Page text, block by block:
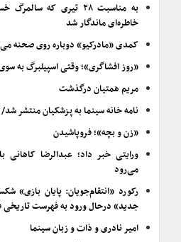
به مناسبت ۲۸ تیری که
خاطره‌ای ماندگار شد
کمدی «مادرکیو» دوباره روی صحنه
«روز افشاگری»؛ وقتی اسپیلبرگ به
مریم همتیان درگذشت
نامه خانه سینما به پزشکیان منتشر
«زن و بچه»؛ فروپاشیدن
ورایتی خبر داد؛ عبدالرضا
می‌رود
رکورد «انتقام‌جویان: پایان بازی»
جدید» درحال ورود به فهرست
امیر نادری و ذات و زبان سینما